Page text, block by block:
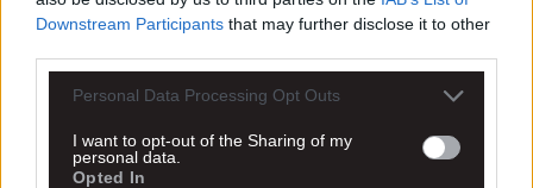
Downstream Participants that may further disclose it to other
Personal Data Processing Opt Outs
I want to opt-out of the Sharing of my
personal data.
Opted In